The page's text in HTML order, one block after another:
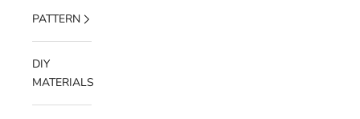
PATTERN
DIY
MATERIALS